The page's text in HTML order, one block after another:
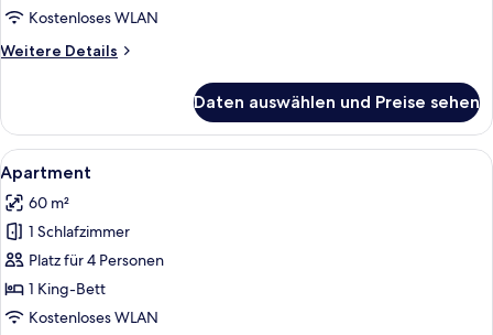
Kostenloses WLAN
Weitere Details
Weitere
Daten auswählen und Preise sehen
Alle
Fotos
für
Apartment
anzeigen
Ein Zimmer mit einer Couch, zwei
8
Apartment
60 m²
1 Schlafzimmer
Platz für 4 Personen
1 King-Bett
Kostenloses WLAN